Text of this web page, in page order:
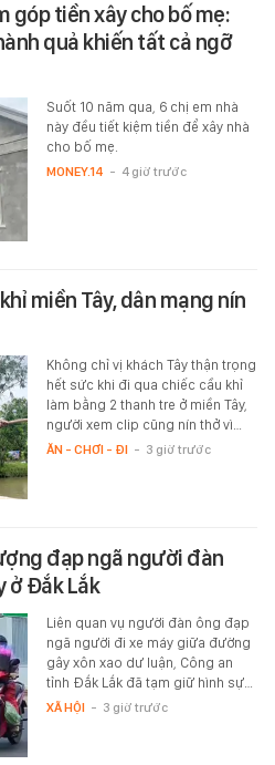
góp tiền xây cho bố mẹ:
quả khiến tất cả ngỡ
Suốt 10 năm qua, 6 chị em nhà
này đều tiết kiệm tiền để xây nhà
cho bố mẹ.
MONEY.14 - 4 giờ trước
miền Tây, dân mạng nín
Không chỉ vị khách Tây thận trọng
hết sức khi đi qua chiếc cầu khỉ
làm bằng 2 thanh tre ở miền Tây,
người xem clip cũng nín thở vì…
ĂN - CHƠI - ĐI - 3 giờ trước
đạp ngã người đàn
ở Đắk Lắk
Liên quan vụ người đàn ông đạp
ngã người đi xe máy giữa đường
gây xôn xao dư luận, Công an
tỉnh Đắk Lắk đã tạm giữ hình sự…
XÃ HỘI - 3 giờ trước